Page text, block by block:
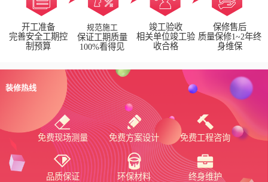
开工准备
完善安全工期控
制预算
规范施工
保证工期质量
100%看得见
竣工验收
相关单位竣工验
收合格
保修售后
质量保修1~2年终
身维保
装修热线
免费现场测量 免费方案设计 免费工程咨询
品质保证 环保材料 终身维护